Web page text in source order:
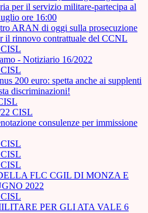
per il servizio militare-partecipa al
ore 16:00
ARAN di oggi sulla prosecuzione
il rinnovo contrattuale del CCNL
- Notiziario 16/2022
200 euro: spetta anche ai supplenti
discriminazioni!
CISL
consulenze per immissione
FLC CGIL DI MONZA E
2022
PER GLI ATA VALE 6